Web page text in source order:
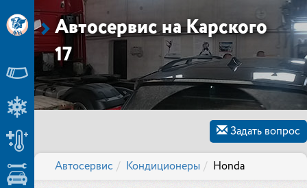
Автосервис на Карского
17
Задать вопрос
Автосервис Кондиционеры Honda